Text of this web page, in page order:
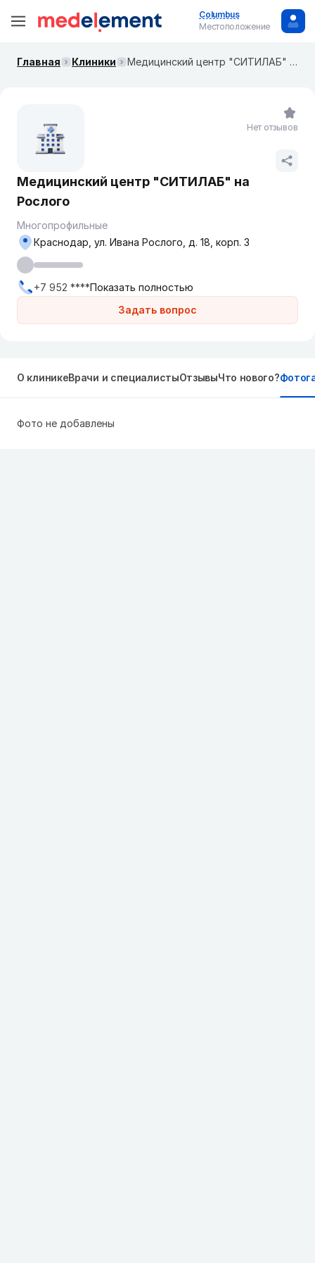
Columbus
Местоположение
Главная Клиники Медицинский центр "СИТИЛАБ" на Рослого
Медицинский центр "СИТИЛАБ" на
Рослого
Многопрофильные
Задать вопрос
Краснодар, ул. Ивана Рослого, д. 18, корп. 3
+7 952 ****Показать полностью
Нет отзывов
О клиникеВрачи и специалистыОтзывыЧто нового?
Фото не добавлены